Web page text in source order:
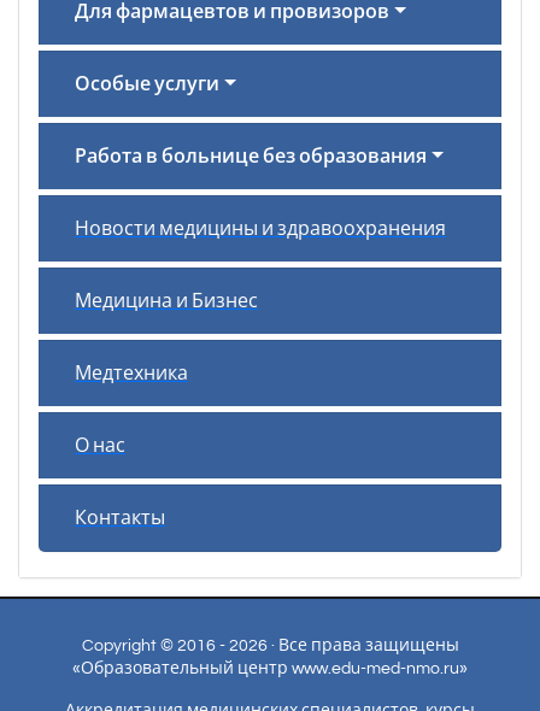
Для фармацевтов и провизоров
Особые услуги
Работа в больнице без образования
Новости медицины и здравоохранения
Медицина и Бизнес
Медтехника
О нас
Контакты
Copyright © 2016 - 2026 · Все права защищены
«Образовательный центр www.edu-med-nmo.ru»